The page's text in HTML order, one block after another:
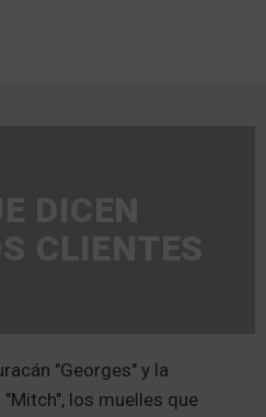
"Georges" y la
los muelles que